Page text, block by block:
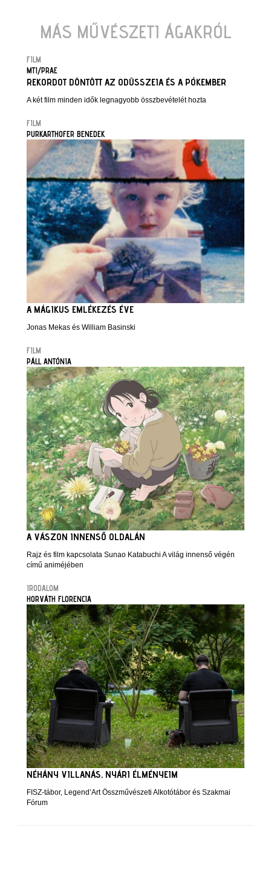
MÁS MŰVÉSZETI ÁGAKRÓL
FILM
MTI/PRAE
REKORDOT DÖNTÖTT AZ ODÜSSZEIA ÉS A PÓKEMBER
A két film minden idők legnagyobb összbevételét hozta
FILM
PURKARTHOFER BENEDEK
A MÁGIKUS EMLÉKEZÉS ÉVE
Jonas Mekas és William Basinski
FILM
PÁLL ANTÓNIA
A VÁSZON INNENSŐ OLDALÁN
Rajz és film kapcsolata Sunao Katabuchi A világ innenső végén
című animéjében
IRODALOM
HORVÁTH FLORENCIA
NÉHÁNY VILLANÁS, NYÁRI ÉLMÉNYEIM
FISZ-tábor, Legend’Art Összművészeti Alkotótábor és Szakmai
Fórum